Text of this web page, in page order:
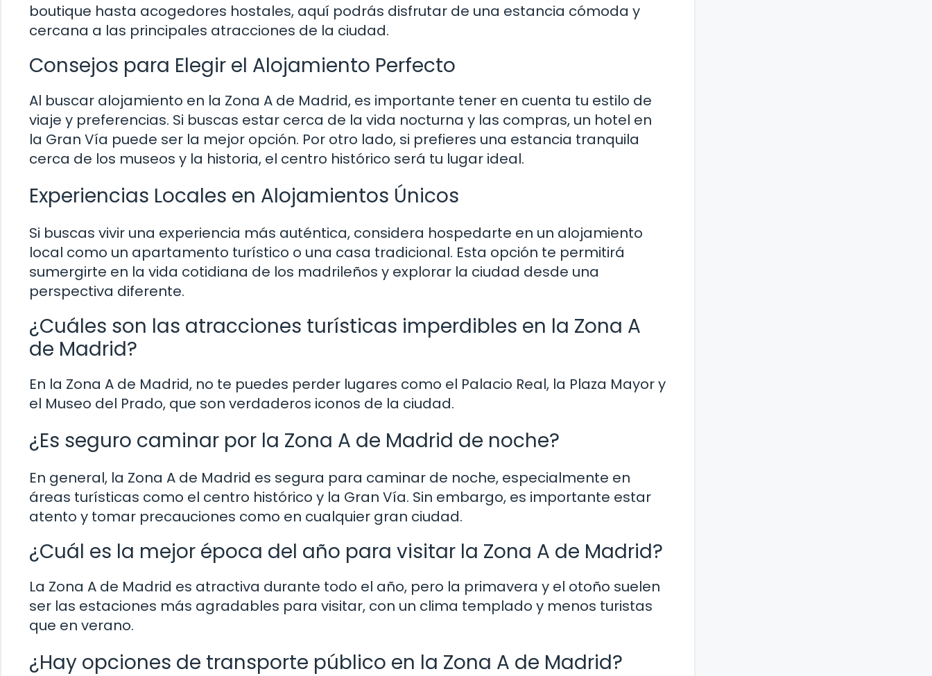
boutique hasta acogedores hostales, aquí podrás disfrutar de una estancia cómoda y
cercana a las principales atracciones de la ciudad.
Consejos para Elegir el Alojamiento Perfecto
Al buscar alojamiento en la Zona A de Madrid, es importante tener en cuenta tu estilo de
viaje y preferencias. Si buscas estar cerca de la vida nocturna y las compras, un hotel en
la Gran Vía puede ser la mejor opción. Por otro lado, si prefieres una estancia tranquila
cerca de los museos y la historia, el centro histórico será tu lugar ideal.
Experiencias Locales en Alojamientos Únicos
Si buscas vivir una experiencia más auténtica, considera hospedarte en un alojamiento
local como un apartamento turístico o una casa tradicional. Esta opción te permitirá
sumergirte en la vida cotidiana de los madrileños y explorar la ciudad desde una
perspectiva diferente.
¿Cuáles son las atracciones turísticas imperdibles en la Zona A
de Madrid?
En la Zona A de Madrid, no te puedes perder lugares como el Palacio Real, la Plaza Mayor y
el Museo del Prado, que son verdaderos iconos de la ciudad.
¿Es seguro caminar por la Zona A de Madrid de noche?
En general, la Zona A de Madrid es segura para caminar de noche, especialmente en
áreas turísticas como el centro histórico y la Gran Vía. Sin embargo, es importante estar
atento y tomar precauciones como en cualquier gran ciudad.
¿Cuál es la mejor época del año para visitar la Zona A de Madrid?
La Zona A de Madrid es atractiva durante todo el año, pero la primavera y el otoño suelen
ser las estaciones más agradables para visitar, con un clima templado y menos turistas
que en verano.
¿Hay opciones de transporte público en la Zona A de Madrid?